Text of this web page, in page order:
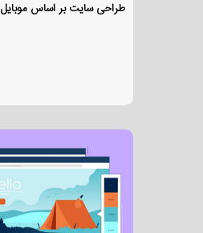
طراحی سایت بر اساس موبایل